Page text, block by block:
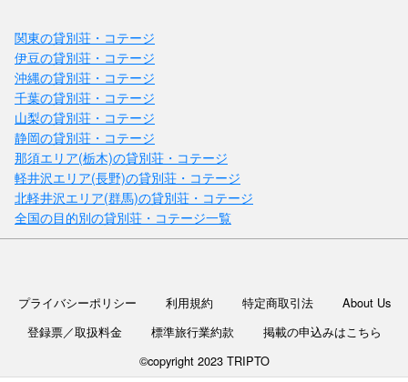
関東の貸別荘・コテージ
伊豆の貸別荘・コテージ
沖縄の貸別荘・コテージ
千葉の貸別荘・コテージ
山梨の貸別荘・コテージ
静岡の貸別荘・コテージ
那須エリア(栃木)の貸別荘・コテージ
軽井沢エリア(長野)の貸別荘・コテージ
北軽井沢エリア(群馬)の貸別荘・コテージ
全国の目的別の貸別荘・コテージ一覧
©copyright 2023 TRIPTO
プライバシーポリシー 利用規約 特定商取引法
About Us
登録票／取扱料金
標準旅行業約款 掲載の申込みはこちら